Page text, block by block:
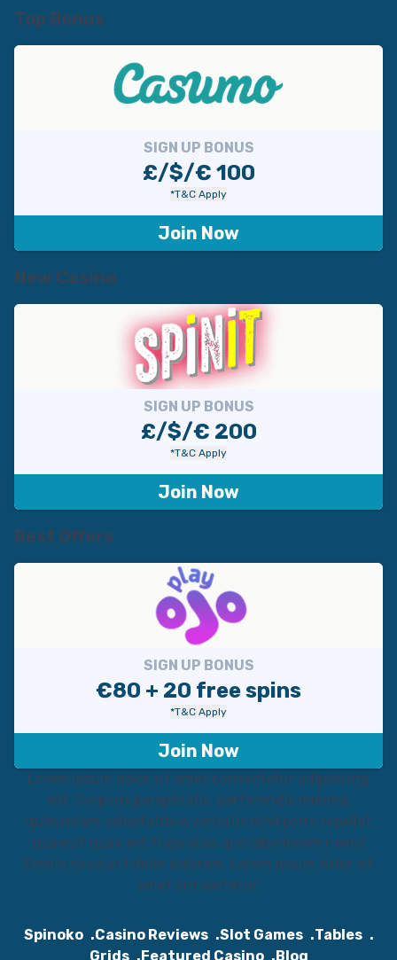
Top Bonus
SIGN UP BONUS
£/$/€ 100
*T&C Apply
Join Now
New Casino
SIGN UP BONUS
£/$/€ 200
*T&C Apply
Join Now
Best Offers
SIGN UP BONUS
€80 + 20 free spins
*T&C Apply
Join Now
Lorem ipsum dolor sit amet consectetur adipisicing
elit. Corporis perspiciatis, perferendis minima,
quibusdam voluptatibus veritatis nihil porro repellat
quaerat quae est fuga alias quo laboriosam nemo!
Omnis nesciunt dolor dolorem. Lorem ipsum dolor sit
amet consectetur.
Spinoko Casino Reviews Slot Games
Tables
Grids
Featured Casino Blog